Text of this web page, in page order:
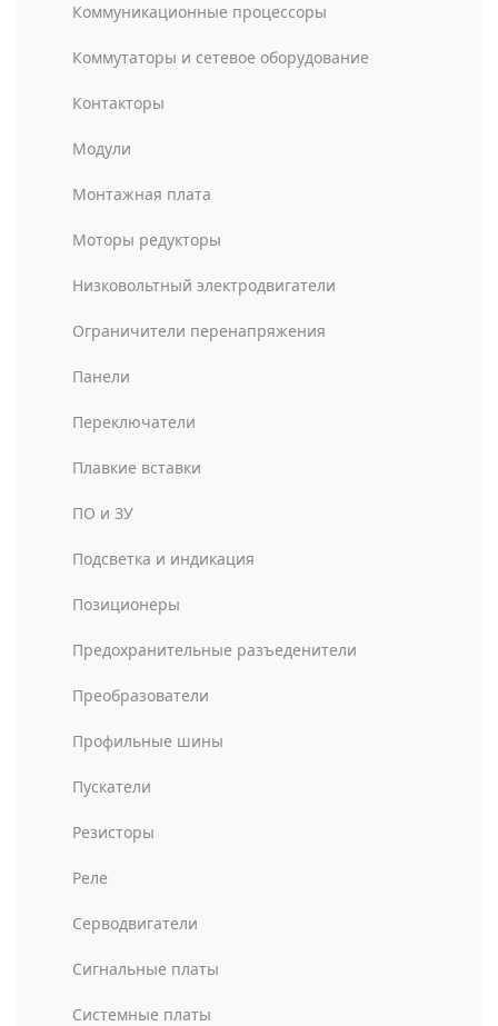
Коммуникационные процессоры
Коммутаторы и сетевое оборудование
Контакторы
Модули
Монтажная плата
Моторы редукторы
Низковольтный электродвигатели
Ограничители перенапряжения
Панели
Переключатели
Плавкие вставки
ПО и ЗУ
Подсветка и индикация
Позиционеры
Предохранительные разъеденители
Преобразователи
Профильные шины
Пускатели
Резисторы
Реле
Серводвигатели
Сигнальные платы
Системные платы